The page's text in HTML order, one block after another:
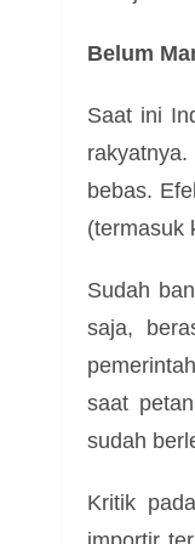
Belum
Saat ini
bebas.
(termasuk
Sudah
saja,
saat
sudah
Kritik